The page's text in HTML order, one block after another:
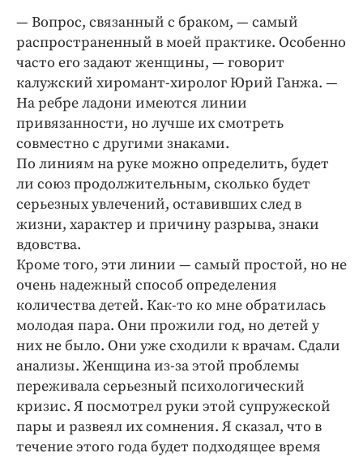
Праздники
Происшествия
Спорт
Экономика и бизнес
ПРОЕКТЫ
Блоги
Издания
Медиаперсона
Интересное чтиво
Клиника года
Бренд года
Работодатель года
— Вопрос, связанный с браком, — самый
распространенный в моей практике. Особенно
часто его задают женщины, — говорит
калужский хиромант-хиролог Юрий Ганжа. —
На ребре ладони имеются линии
привязанности, но лучше их смотреть
совместно с другими знаками.
По линиям на руке можно определить, будет
ли союз продолжительным, сколько будет
серьезных увлечений, оставивших след в
жизни, характер и причину разрыва, знаки
вдовства.
Кроме того, эти линии — самый простой, но не
очень надежный способ определения
количества детей. Как-то ко мне обратилась
молодая пара. Они прожили год, но детей у
них не было. Они уже сходили к врачам. Сдали
анализы. Женщина из-за этой проблемы
переживала серьезный психологический
кризис. Я посмотрел руки этой супружеской
пары и развеял их сомнения. Я сказал, что в
течение этого года будет подходящее время